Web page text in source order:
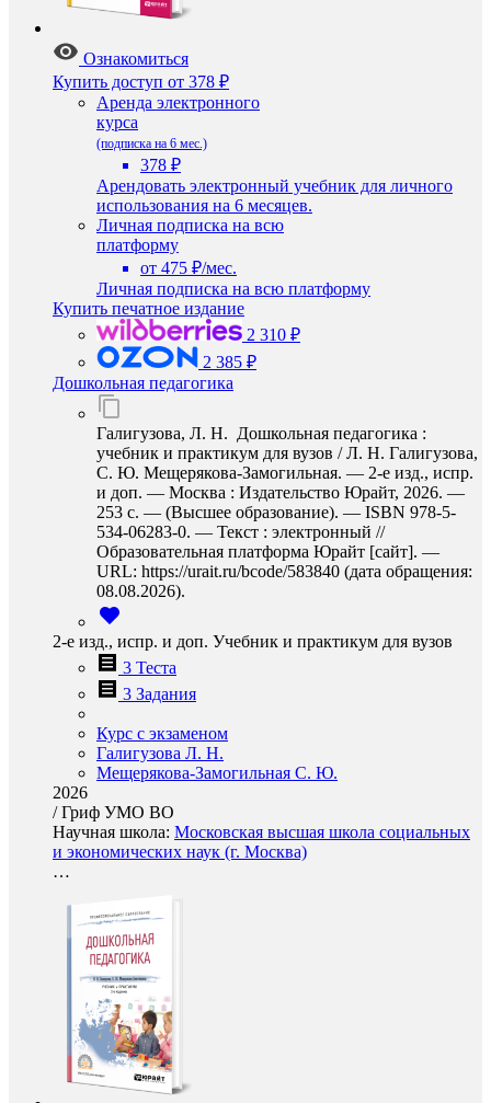
Ознакомиться
Купить доступ от 378 ₽
Аренда электронного
курса
(подписка на 6 мес.)
378 ₽
Арендовать электронный учебник для личного
использования на 6 месяцев.
Личная подписка на всю
платформу
от 475 ₽/мес.
Личная подписка на всю платформу
Купить печатное издание
2 310 ₽
2 385 ₽
Дошкольная педагогика
Галигузова, Л. Н. Дошкольная педагогика :
учебник и практикум для вузов / Л. Н. Галигузова,
С. Ю. Мещерякова-Замогильная. — 2-е изд., испр.
и доп. — Москва : Издательство Юрайт, 2026. —
253 с. — (Высшее образование). — ISBN 978-5-
534-06283-0. — Текст : электронный //
Образовательная платформа Юрайт [сайт]. —
URL: https://urait.ru/bcode/583840 (дата обращения:
08.08.2026).
2-е изд., испр. и доп. Учебник и практикум для вузов
3 Теста
3 Задания
Курс с экзаменом
Галигузова Л. Н.
Мещерякова-Замогильная С. Ю.
2026
/Гриф УМО ВО
Научная школа: Московская высшая школа социальных
и экономических наук (г. Москва)
…